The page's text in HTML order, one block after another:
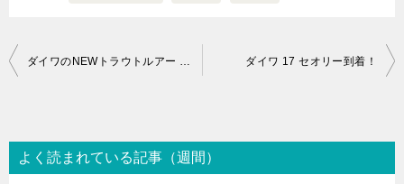
投
ビ
ゲ
ダイワのNEWトラウトルアー ＆ カルティバのNEWフック ダイワ 17 セオリー到着！
よく読まれている記事（週間）